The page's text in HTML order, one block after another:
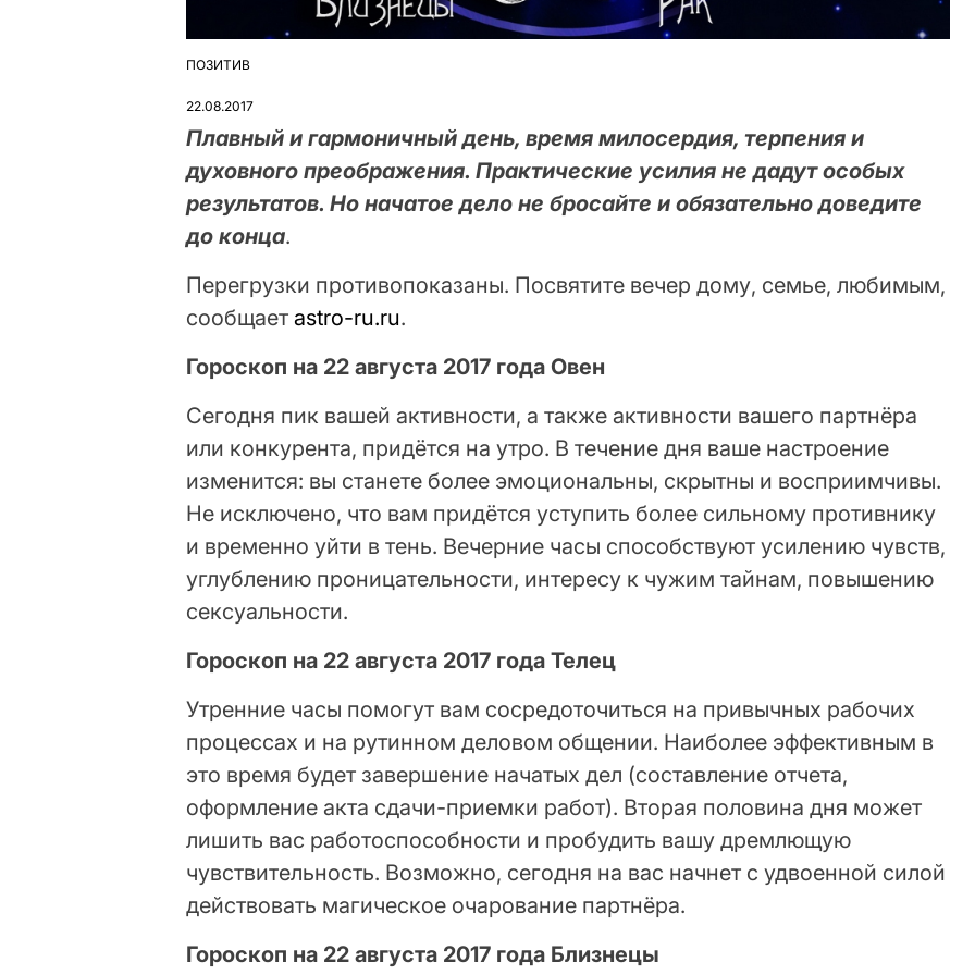
ОПУБЛІКУВАТИ
ПОЗИТИВ
22.08.2017
Плавный и гармоничный день, время милосердия, терпения и
духовного преображения. Практические усилия не дадут особых
результатов. Но начатое дело не бросайте и обязательно доведите
до конца.
Перегрузки противопоказаны. Посвятите вечер дому, семье, любимым,
сообщаетastro-ru.ru.
Гороскоп на 22 августа 2017 года Овен
Сегодня пик вашей активности, а также активности вашего партнёра
или конкурента, придётся на утро. В течение дня ваше настроение
изменится: вы станете более эмоциональны, скрытны и восприимчивы.
Не исключено, что вам придётся уступить более сильному противнику
и временно уйти в тень. Вечерние часы способствуют усилению чувств,
углублению проницательности, интересу к чужим тайнам, повышению
сексуальности.
Гороскоп на 22 августа 2017 года Телец
Утренние часы помогут вам сосредоточиться на привычных рабочих
процессах и на рутинном деловом общении. Наиболее эффективным в
это время будет завершение начатых дел (составление отчета,
оформление акта сдачи-приемки работ). Вторая половина дня может
лишить вас работоспособности и пробудить вашу дремлющую
чувствительность. Возможно, сегодня на вас начнет с удвоенной силой
действовать магическое очарование партнёра.
Гороскоп на 22 августа 2017 года Близнецы